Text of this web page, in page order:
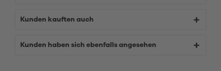
Kunden kauften auch
Kunden haben sich ebenfalls angesehen